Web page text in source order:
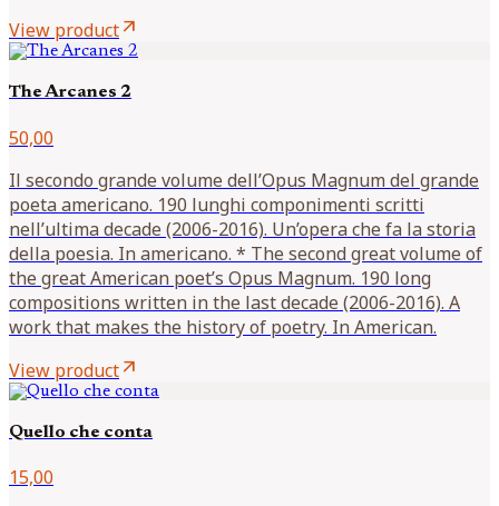
View productarrow_outward
The Arcanes 2
50,00
Il secondo grande volume dell’Opus Magnum del grande
poeta americano. 190 lunghi componimenti scritti
nell’ultima decade (2006-2016). Un’opera che fa la storia
della poesia. In americano. * The second great volume of
the great American poet’s Opus Magnum. 190 long
compositions written in the last decade (2006-2016). A
work that makes the history of poetry. In American.
View productarrow_outward
Quello che conta
15,00